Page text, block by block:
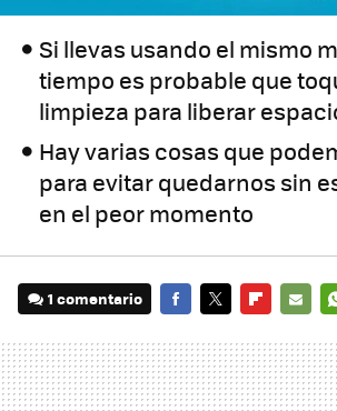
Si llevas usando el mismo
tiempo es probable que
limpieza para liberar
Hay varias cosas que
para evitar quedarnos sin
en el peor momento
1 comentario
MAIL